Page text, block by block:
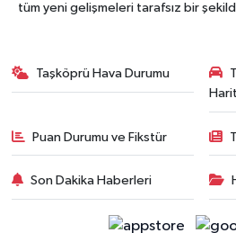
tüm yeni gelişmeleri tarafsız bir
Taşköprü Hava Durumu
Puan Durumu ve Fikstür
Son Dakika Haberleri